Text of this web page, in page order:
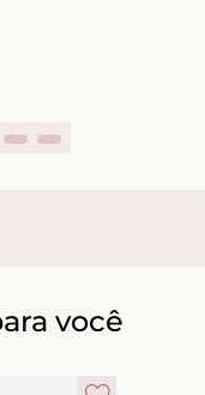
você